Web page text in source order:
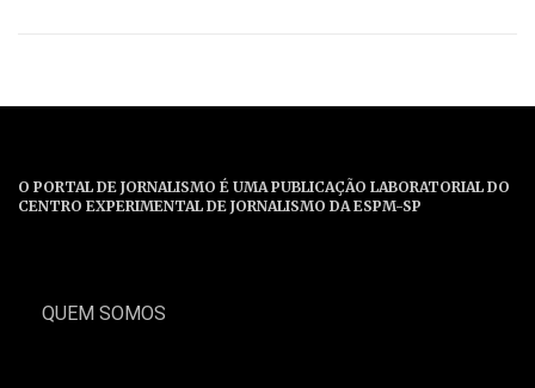
O PORTAL DE JORNALISMO É UMA PUBLICAÇÃO LABORATORIAL DO
CENTRO EXPERIMENTAL DE JORNALISMO DA ESPM-SP
QUEM SOMOS